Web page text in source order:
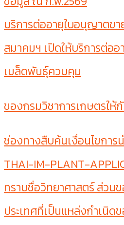
บริการต่ออายุใบอนุญาตขา
สมาคมฯ เปิดให้บริการต่อ
เมล็ดพันธุ์ควบคุม
ของกรมวิชาการเกษตรให้
ช่องทางสืบค้นเงื่อนไขการ
THAI-IM-PLANT-
ทราบชื่อวิทยาศาสตร์ ส่วน
ประเทศที่เป็นแหล่งกำเนิ